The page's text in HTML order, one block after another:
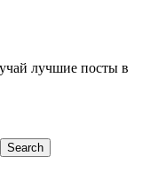
лучшие посты в
Search